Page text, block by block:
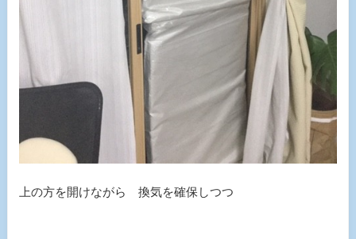
上の方を開けながら 換気を確保しつつ